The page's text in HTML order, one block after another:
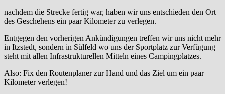
nachdem die Strecke fertig war, haben wir uns entschieden den Ort
des Geschehens ein paar Kilometer zu verlegen.
Entgegen den vorherigen Ankündigungen treffen wir uns nicht mehr
in Itzstedt, sondern in Sülfeld wo uns der Sportplatz zur Verfügung
steht mit allen Infrastrukturellen Mitteln eines Campingplatzes.
Also: Fix den Routenplaner zur Hand und das Ziel um ein paar
Kilometer verlegen!